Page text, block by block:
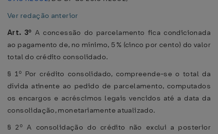
Ver redação anterior
Art. 3º A concessão do parcelamento fica condicionada
ao pagamento de, no mínimo, 5% (cinco por cento) do valor
total do crédito consolidado.
§ 1º Por crédito consolidado, compreende-se o total da
dívida atinente ao pedido de parcelamento, computados
os encargos e acréscimos legais vencidos até a data da
consolidação, monetariamente atualizado.
§ 2º A consolidação do crédito não exclui a posterior